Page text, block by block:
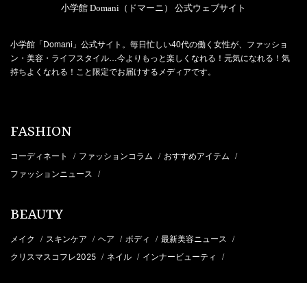
小学館 Domani（ドマーニ） 公式ウェブサイト
小学館「Domani」公式サイト。毎日忙しい40代の働く女性が、ファッショ
ン・美容・ライフスタイル…今よりもっと楽しくなれる！元気になれる！気
持ちよくなれる！こと限定でお届けするメディアです。
FASHION
コーディネート / ファッションコラム / おすすめアイテム /
ファッションニュース /
BEAUTY
メイク / スキンケア / ヘア / ボディ / 最新美容ニュース /
クリスマスコフレ2025 / ネイル / インナービューティ /